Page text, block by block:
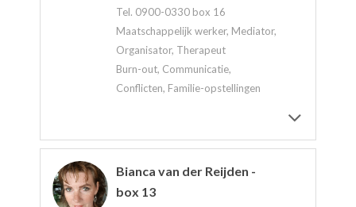
Tel. 0900-0330 box 16
Maatschappelijk werker, Mediator,
Organisator, Therapeut
Burn-out, Communicatie,
Conflicten, Familie-opstellingen
Bianca van der Reijden -
box 13